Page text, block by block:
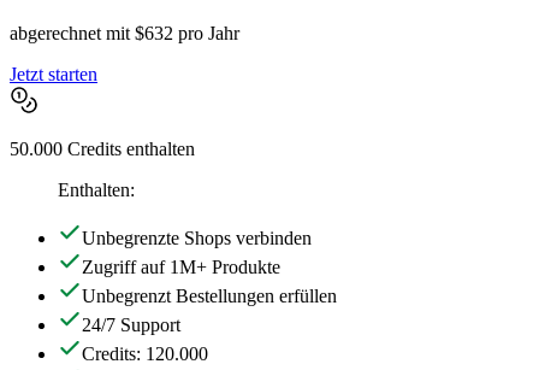
abgerechnet mit $632 pro Jahr
Jetzt starten
50.000 Credits enthalten
Enthalten:
Unbegrenzte Shops verbinden
Zugriff auf 1M+ Produkte
Unbegrenzt Bestellungen erfüllen
24/7 Support
Credits: 120.000